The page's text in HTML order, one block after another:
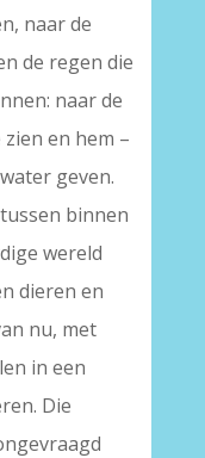
naar de
de regen die
naar de
en hem –
geven.
binnen
wereld
dieren en
nu, met
in een
Die